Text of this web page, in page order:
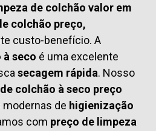
de colchão valor em
colchão preço,
custo-benefício. A
à seco é uma excelente
secagem rápida. Nosso
colchão à seco preço
de higienização
com preço de limpeza